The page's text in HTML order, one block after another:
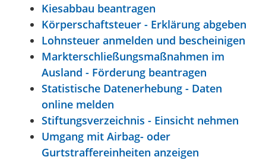
Kiesabbau beantragen
Körperschaftsteuer - Erklärung abgeben
Lohnsteuer anmelden und bescheinigen
Markterschließungsmaßnahmen im
Ausland - Förderung beantragen
Statistische Datenerhebung - Daten
online melden
Stiftungsverzeichnis - Einsicht nehmen
Umgang mit Airbag- oder
Gurtstraffereinheiten anzeigen